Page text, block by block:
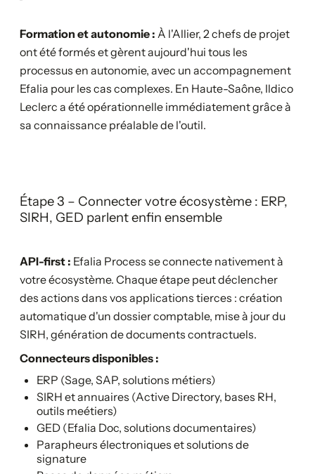
Formation et autonomie : À l'Allier, 2 chefs de projet
ont été formés et gèrent aujourd'hui tous les
processus en autonomie, avec un accompagnement
Efalia pour les cas complexes. En Haute-Saône, Ildico
Leclerc a été opérationnelle immédiatement grâce à
sa connaissance préalable de l'outil.
Étape 3 – Connecter votre écosystème : ERP,
SIRH, GED parlent enfin ensemble
API-first : Efalia Process se connecte nativement à
votre écosystème. Chaque étape peut déclencher
des actions dans vos applications tierces : création
automatique d'un dossier comptable, mise à jour du
SIRH, génération de documents contractuels.
Connecteurs disponibles :
ERP (Sage, SAP, solutions métiers)
SIRH et annuaires (Active Directory, bases RH,
outils meétiers)
GED (Efalia Doc, solutions documentaires)
Parapheurs électroniques et solutions de
signature